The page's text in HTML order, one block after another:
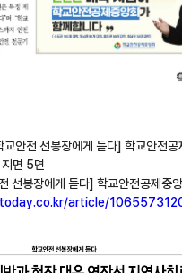
전 선봉장에게 듣다] 학교안전공
면 5면
봉장에게 듣다] 학교안전공제중
article/